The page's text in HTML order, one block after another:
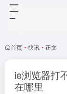
首页 • 快讯 • 正文
ie浏览器打
在哪里